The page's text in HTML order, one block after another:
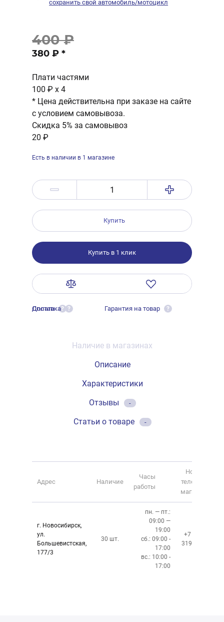
сохранить свой автомобиль/мотоцикл
400 ₽
380 ₽ *
Плати частями
100 ₽ x 4
* Цена действительна при заказе на сайте
с условием самовывоза.
Скидка 5% за самовывоз
20 ₽
Есть в наличии в 1 магазине
Купить
Купить в 1 клик
Оплата ?
Доставка ? Гарантия на товар ?
Наличие в магазинах
Описание
Характеристики
Отзывы
-
Статьи о товаре -
Адрес Наличие
Часы
работы
Номер
телефона
магазина
г. Новосибирск,
ул.
Большевистская,
177/3
30 шт.
пн. — пт.:
09:00 —
19:00
сб.: 09:00 -
17:00
вс.: 10:00 -
17:00
+7 (383)
319-10-40